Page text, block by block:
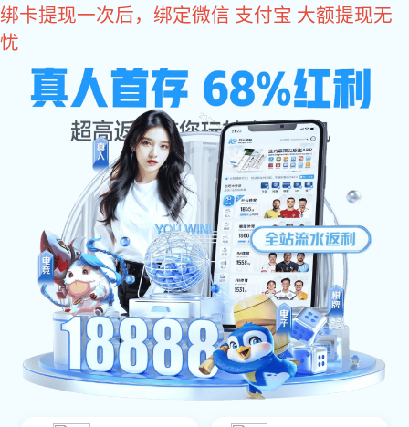
狗子28
员工风采
Nucleon is a supplier of complete solutions for new Chinese
cranes and material transportation
狗子28专注于新中式起重机及物料运输成套解决方案供应商